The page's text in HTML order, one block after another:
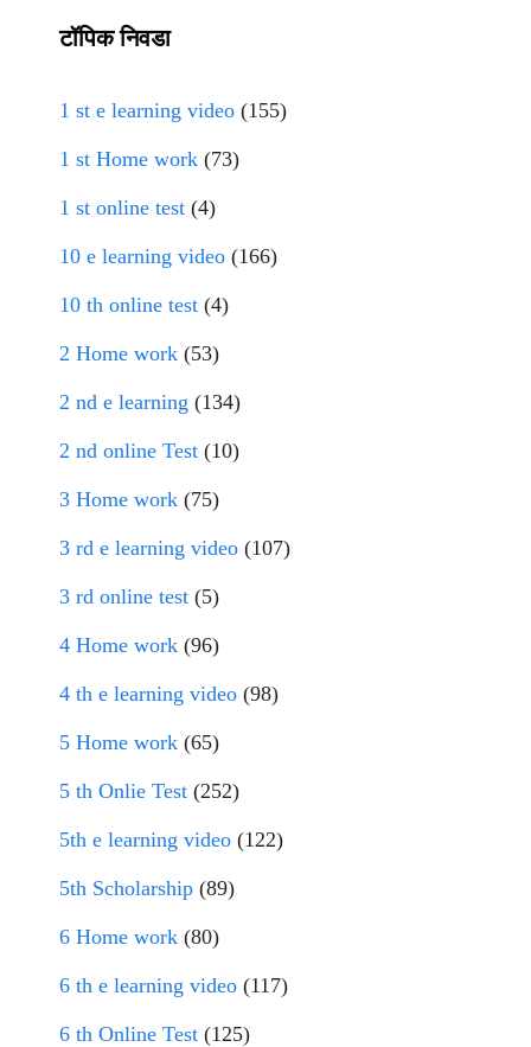
टॉपिक निवडा
1 st e learning video (155)
1 st Home work (73)
1 st online test (4)
10 e learning video (166)
10 th online test (4)
2 Home work (53)
2 nd e learning (134)
2 nd online Test (10)
3 Home work (75)
3 rd e learning video (107)
3 rd online test (5)
4 Home work (96)
4 th e learning video (98)
5 Home work (65)
5 th Onlie Test (252)
5th e learning video (122)
5th Scholarship (89)
6 Home work (80)
6 th e learning video (117)
6 th Online Test (125)